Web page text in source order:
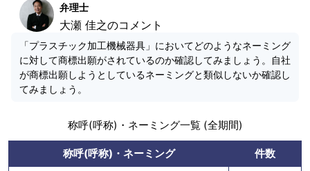
弁理士
大瀬 佳之のコメント
「プラスチック加工機械器具」においてどのようなネーミング
に対して商標出願がされているのか確認してみましょう。自社
が商標出願しようとしているネーミングと類似しないか確認し
てみましょう。
称呼(呼称)・ネーミング一覧 (全期間)
称呼(呼称)・ネーミング
件数